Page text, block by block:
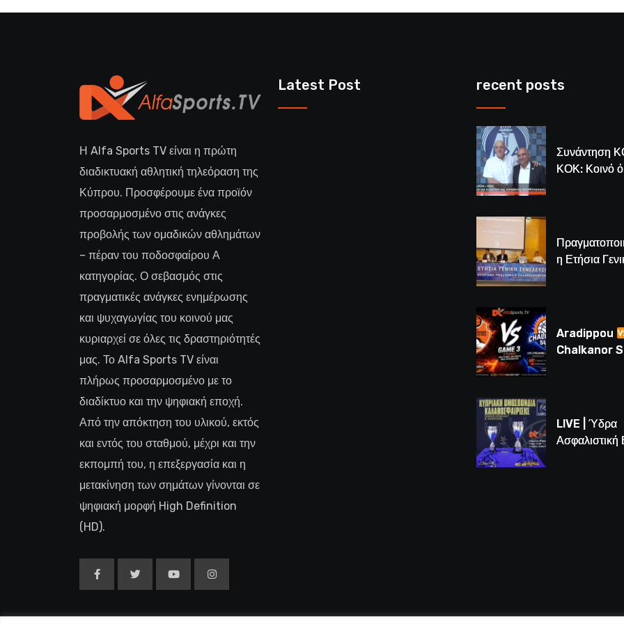
Η Alfa Sports TV είναι η πρώτη
διαδικτυακή αθλητική τηλεόραση της
Κύπρου. Προσφέρουμε ένα προϊόν
προσαρμοσμένο στις ανάγκες
προβολής των ομαδικών αθλημάτων
– πέραν του ποδοσφαίρου Α
κατηγορίας. Ο σεβασμός στις
πραγματικές ανάγκες ενημέρωσης
και ψυχαγωγίας του κοινού μας
κυριαρχεί σε όλες τις δραστηριότητές
μας. Το Alfa Sports TV είναι
πλήρως προσαρμοσμένο με το
διαδίκτυο και την ψηφιακή εποχή.
Από την απόκτηση του υλικού, εκτός
και εντός του σταθμού, μέχρι και την
εκπομπή του, η επεξεργασία και η
μετακίνηση των σημάτων γίνονται σε
ψηφιακή μορφή High Definition
(HD).
Latest Post recent posts
Συνάντηση
ΚΟΚ: Κοινό
η Ετήσια
(BINTEO)
Aradippou
Chalkanor
LIVE | Ύδρα
Ασφαλιστική